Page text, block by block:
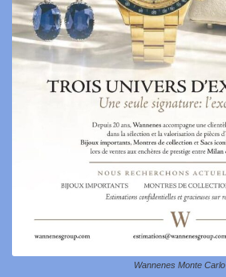
Wannenes Monte Carlo